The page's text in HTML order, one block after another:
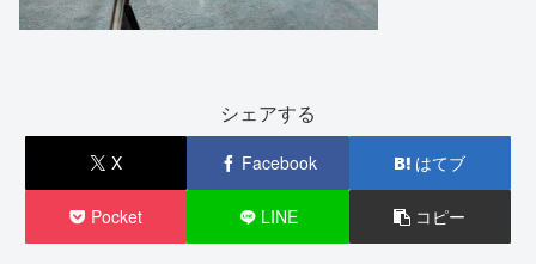
シェアする
X Facebook はてブ
Pocket LINE コピー